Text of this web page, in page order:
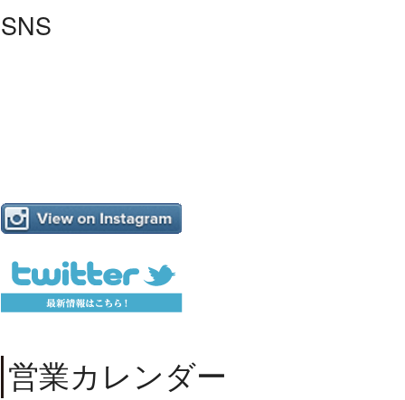
SNS
営業カレンダー